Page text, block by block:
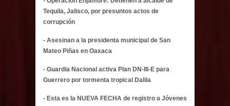
Tequila, Jalisco, por presuntos actos de
corrupción
- Asesinan a la presidenta municipal de San
Mateo Piñas en Oaxaca
- Guardia Nacional activa Plan DN-III-E para
Guerrero por tormenta tropical Dalila
- Esta es la NUEVA FECHA de registro a Jóvenes